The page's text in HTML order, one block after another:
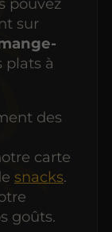
sur
plats à
des
carte
snacks.
goûts.